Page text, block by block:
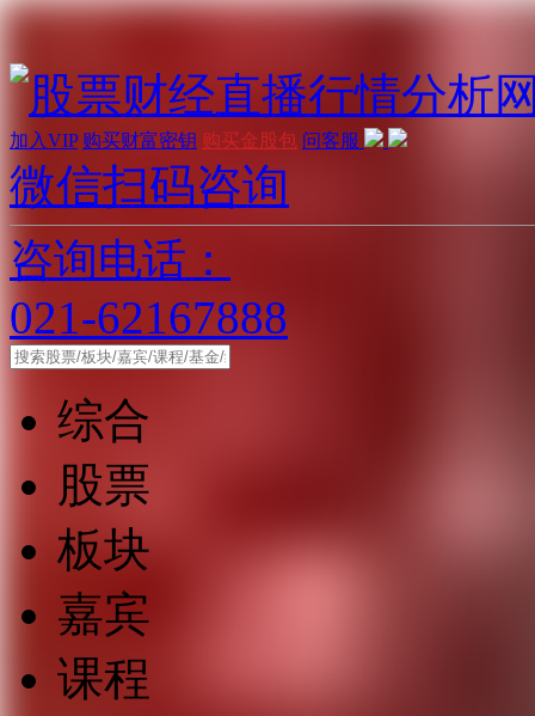
加入VIP 购买财富密钥 购买金股包 问客服
微信扫码咨询
咨询电话：
021-62167888
综合
股票
板块
嘉宾
课程